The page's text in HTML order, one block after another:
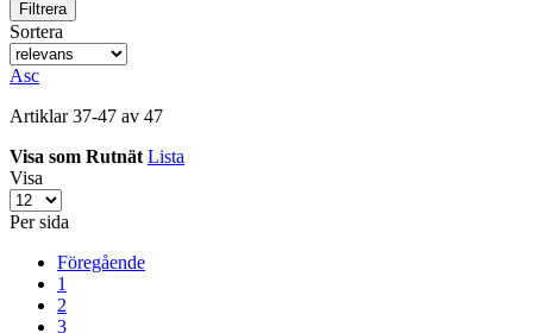
Filtrera
Sortera
Asc
Artiklar37-47 av 47
Visa som Rutnät Lista
Visa
Per sida
Föregående
1
2
3